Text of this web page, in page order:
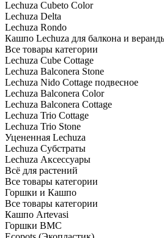
Lechuza Cubeto Color
Lechuza Delta
Lechuza Rondo
Кашпо Lechuza для балкона и
Все товары категории
Lechuza Cube Cottage
Lechuza Balconera Stone
Lechuza Nido Cottage подвесное
Lechuza Balconera Color
Lechuza Balconera Cottage
Lechuza Trio Cottage
Lechuza Trio Stone
Уцененная Lechuza
Lechuza Субстраты
Lechuza Аксессуары
Всё для растений
Все товары категории
Горшки и Кашпо
Все товары категории
Кашпо Artevasi
Горшки BMC